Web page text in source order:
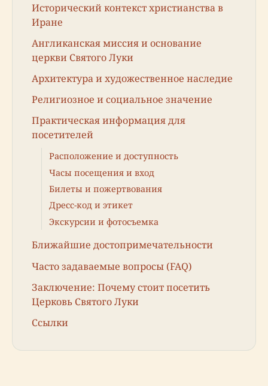
Исторический контекст христианства в
Иране
Англиканская миссия и основание
церкви Святого Луки
Архитектура и художественное наследие
Религиозное и социальное значение
Практическая информация для
посетителей
Расположение и доступность
Часы посещения и вход
Билеты и пожертвования
Дресс-код и этикет
Экскурсии и фотосъемка
Ближайшие достопримечательности
Часто задаваемые вопросы (FAQ)
Заключение: Почему стоит посетить
Церковь Святого Луки
Ссылки